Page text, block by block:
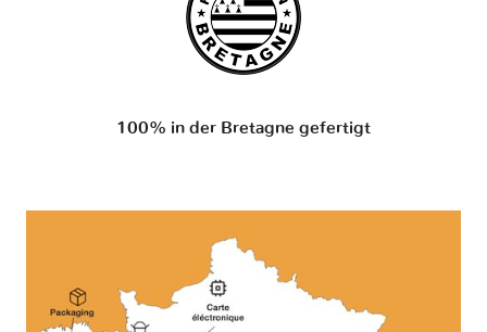
100% in der Bretagne gefertigt